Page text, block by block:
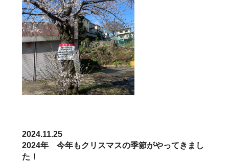
2024.11.25
2024年 今年もクリスマスの季節がやってきまし
た！